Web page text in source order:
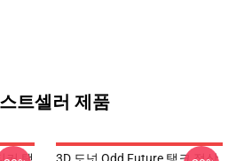
트셀러 제품